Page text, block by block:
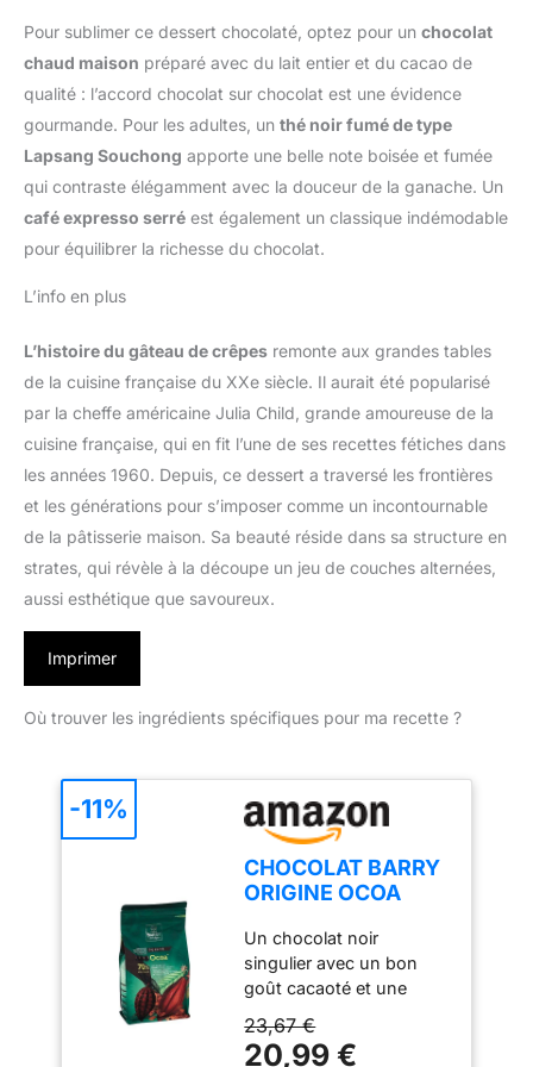
Pour sublimer ce dessert chocolaté, optez pour un chocolat
chaud maison préparé avec du lait entier et du cacao de
qualité : l’accord chocolat sur chocolat est une évidence
gourmande. Pour les adultes, un thé noir fumé de type
Lapsang Souchong apporte une belle note boisée et fumée
qui contraste élégamment avec la douceur de la ganache. Un
café expresso serré est également un classique indémodable
pour équilibrer la richesse du chocolat.
L’info en plus
L’histoire du gâteau de crêpes remonte aux grandes tables
de la cuisine française du XXe siècle. Il aurait été popularisé
par la cheffe américaine Julia Child, grande amoureuse de la
cuisine française, qui en fit l’une de ses recettes fétiches dans
les années 1960. Depuis, ce dessert a traversé les frontières
et les générations pour s’imposer comme un incontournable
de la pâtisserie maison. Sa beauté réside dans sa structure en
strates, qui révèle à la découpe un jeu de couches alternées,
aussi esthétique que savoureux.
Imprimer
Où trouver les ingrédients spécifiques pour ma recette ?
CHOCOLAT BARRY
ORIGINE OCOA
Couverture Noir
70% de la Gamme
Pureté /1KG
Un chocolat noir
singulier avec un bon
goût cacaoté et une
Chocolat très fluide, idéal
pour le moulage en
23,67 €
20,99 €
-11%